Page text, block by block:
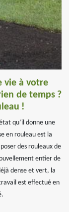
vie à votre
de temps ?
!
qu’il donne une
en rouleau est la
des rouleaux de
entier de
dense et vert, la
est effectué en